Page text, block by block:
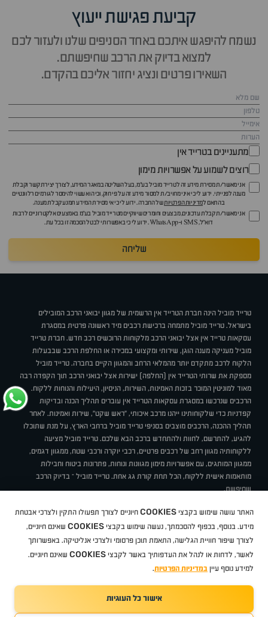
קביעת פגישת ייעוץ
נשמח להיפגש איתכם באחד הסניפים שלנו ולעזור לכם
למצוא בדיוק את הרכב שחיפשתם.
השאירו פרטים ונציג יחזור אליכם בהקדם.
מתעניינים בטרייד אין
רוצים לשמוע על אפשרויות מימון
אני מאשר/ת מסירת מידע זה לטרייד מוביל בע"מ, בעל השליטה במאגר המידע, לצורך יצירת קשר וקבלת
מענה לפנייתי. ידוע לי כי איני מחויב/ת למסור מידע זה על פי חוק, וכי הוא עשוי להימסר לגורמים רלוונטיים
בהתאם למדיניות הפרטיותשל החברה. ידוע לי כי אי מסירת המידע תמנע קבלת מענה.
אני מאשר/ת קבלת עדכונים, מבצעים וחומרים שיווקיים מטרייד מוביל בע"מ באמצעים אלקטרוניים לרבות
דוא״ל, SMS ו-WhatsApp. ידוע לי כי באפשרותי לבטל הסכמה זו בכל עת.
שליחה
טרייד מוביל הינה חברת הטרייד אין הרשמית של מגוון יבואני הרכב המובילים
בישראל. טרייד מוביל מתמחה ברכישת רכבים מיד ראשונה פרטית במסגרת
עסקאות טרייד אין אצל יבואני הרכב מלקוחות הרוכשים רכב חדש. חברת טרייד
מוביל מעניקה מענה הוגן, שירותי ומקצועי במכירה או החלפת הרכב שבבעלות
הלקוח לרכב מתקדם יותר מהמלאי הרחב והמגוון הקיים בחברה. טרייד מוביל
מספקת את שרותי הטרייד אין (החלפה) ישירות אצל יבואני הרכב תוך הקפדה רבה
מאוד למוניטין המוכר בזכות האמינות, השירות, הניסיון, היעילות והנוחות ללקוח.
הרכבים שנרכשו במסגרת עסקאות הטרייד אין עוברים תהליך הכנה ובדיקות
קפדניות כדי שלקוחותינו ייהנו מרכב איכותי, "ראש שקט", שירות ואמינות. לאחר
תהליך ההכנה, הרכבים מוצבים בסניפי טרייד מוביל ברחבי הארץ, על מנת שתוכלו
להגיע, להתרשם, לחוות ולהתחדש ברכב הבא שלכם. טרייד מוביל מציעה
ללקוחותיה מגוון רחב של רכבים פרטיים, רכבי יוקרה ורכבי שטח, ממגוון דגמים,
ממגוון המותגים, עם אפשרויות מימון מגוונות ונוחות, פתרונות ביטוח וחבילות
מותאמות אישית ללקוח, הכל תחת קורת גג אחת. טרייד מוביל – בדיוק הרכב
שחיפשת.
תקנוןBUY BACKמבצעיםמגזין טרייד מובילאיך זה עובד? דרושים
ניהול העדפות עוגיות
סיטרואן אופלפיג'וMG
Geelyמזדהבי ווי דיצ'רי טסלהניסאןטויוטהדאצ'יהפולקסווגןטסלה
ב מ וולקסוסאאודיסקודהיונדאירנושברולט
TradeMobile instagram
TradeMobile facebook
האתר עושה שימוש בקבצי COOKIES חיוניים לצורך תפעולו התקין ולצרכי אבטחת
מידע. בנוסף, בכפוף להסכמתך, נעשה שימוש בקבצי COOKIES שאינם חיוניים,
לצורך שיפור חוויית הגלישה, התאמת תוכן פרסומי ולצרכי אנליטיקה. באפשרותך
לאשר, לדחות או לנהל את העדפותיך באשר לקבצי COOKIES שאינם חיוניים.
למידע נוסף עיין במדיניות הפרטיות.
אישור כל העוגיות